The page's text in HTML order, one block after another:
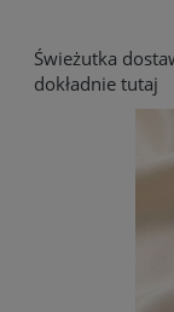
Świeżutka
dokładnie tutaj